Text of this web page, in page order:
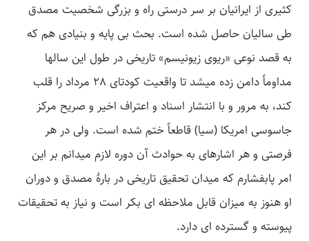
کثیری از ایرانیان بر سر درستی راه و بزرگی شخصیت مصدق
طی سالیان حاصل شده است. بحث بی­ پایه و بنیادی هم که
به قصد نوعی «ریوی زیونیسم» تاریخی در طول این سال­ها
مداوماً دامن زده می­شد تا واقعیت کودتای 28 مرداد را قلب
کند، به مرور و با انتشار اسناد و اعتراف اخیر و صریح مرکز
جاسوسی امریکا (سیا) قاطعاً ختم شده است. ولی در هر
فرصتی و هر اشاره­ای به حوادث آن دوره لازم می­دانم بر این
امر پابفشارم که میدان تحقیق تاریخی در بارۀ مصدق و دوران
او هنوز به میزان قابل ملاحظه­ ای بکر است و نیاز به تحقیقات
پیوسته و گسترده­ ای دارد.